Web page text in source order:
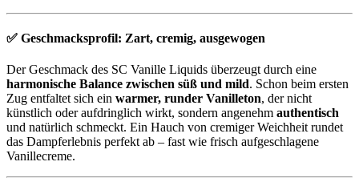
✅ Geschmacksprofil: Zart, cremig, ausgewogen
Der Geschmack des SC Vanille Liquids überzeugt durch eine
harmonische Balance zwischen süß und mild. Schon beim ersten
Zug entfaltet sich ein warmer, runder Vanilleton, der nicht
künstlich oder aufdringlich wirkt, sondern angenehm authentisch
und natürlich schmeckt. Ein Hauch von cremiger Weichheit rundet
das Dampferlebnis perfekt ab – fast wie frisch aufgeschlagene
Vanillecreme.